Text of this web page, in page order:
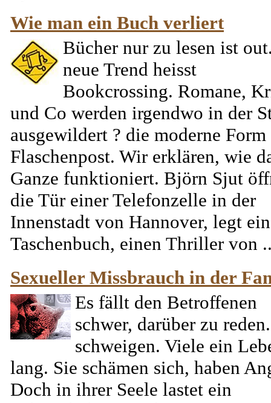
Wie man ein Buch verliert
Bücher nur zu lesen ist
neue Trend heisst
Bookcrossing. Romane,
und Co werden irgendwo in der
ausgewildert ? die moderne Form
Flaschenpost. Wir erklären, wie
Ganze funktioniert. Björn Sjut
die Tür einer Telefonzelle in der
Innenstadt von Hannover, legt ein
Taschenbuch, einen Thriller von
Sexueller Missbrauch in der
Es fällt den Betroffenen
schwer, darüber zu
schweigen. Viele ein
lang. Sie schämen sich, haben
Doch in ihrer Seele lastet ein